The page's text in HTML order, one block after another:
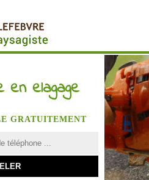
en elagage
GRATUITEMENT